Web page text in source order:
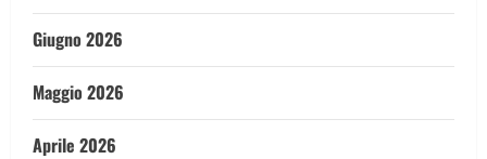
Giugno 2026
Maggio 2026
Aprile 2026